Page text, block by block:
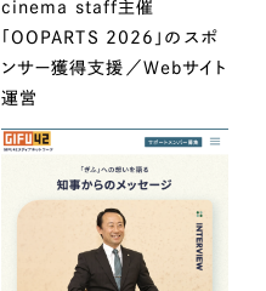
cinema staff主催
「OOPARTS 2026」のスポ
ンサー獲得支援／Webサイト
運営